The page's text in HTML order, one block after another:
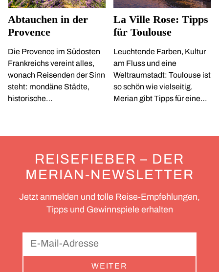
Abtauchen in der
Provence
Die Provence im Südosten
Frankreichs vereint alles,
wonach Reisenden der Sinn
steht: mondäne Städte,
historische
Provence am schönsten ist:
La Ville Rose: Tipps
für Toulouse
Leuchtende Farben, Kultur
am Fluss und eine
Weltraumstadt: Toulouse ist
so schön wie vielseitig.
Merian gibt Tipps für einen
REISEFIEBER – DER
MERIAN-NEWSLETTER
Jetzt anmelden und tolle Reise-Empfehlungen,
Tipps und Gewinnspiele erhalten
WEITER